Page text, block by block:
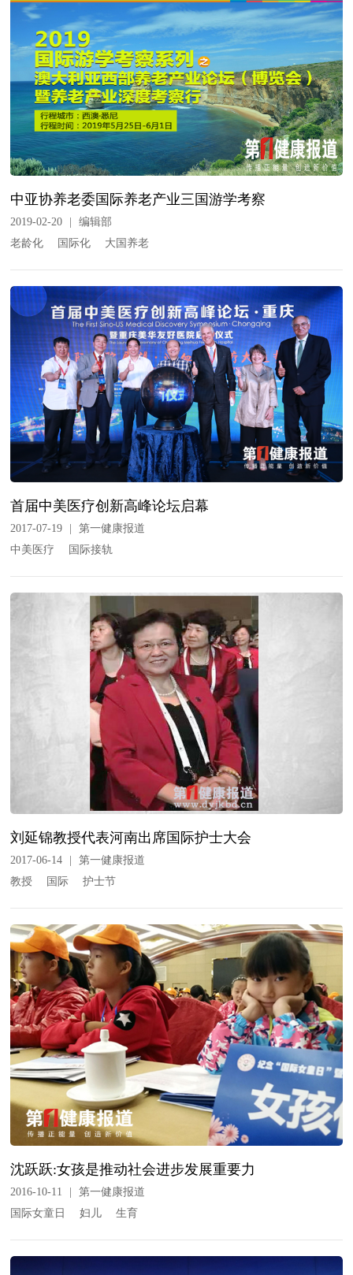
中亚协养老委国际养老产业三国游学考察
2019-02-20 |
编辑部
老龄化
国际化 大国养老
首届中美医疗创新高峰论坛启幕
2017-07-19
第一健康报道
中美医疗
国际接轨
刘延锦教授代表河南出席国际护士大会
2017-06-14
第一健康报道
教授
国际 护士节
沈跃跃:女孩是推动社会进步发展重要力
2016-10-11
第一健康报道
国际女童日
妇儿 生育